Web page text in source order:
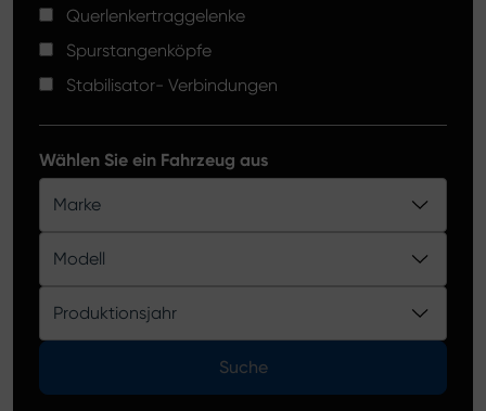
Spurstangenköpfe
Bremsklötze Silver Ceramic
Produktkatalog
Kontakt
Querlenkertraggelenke
Spurstangenköpfe
Stabilisator- Verbindungen
Wählen Sie ein Fahrzeug aus
Marke
Modell
Produktionsjahr
Suche